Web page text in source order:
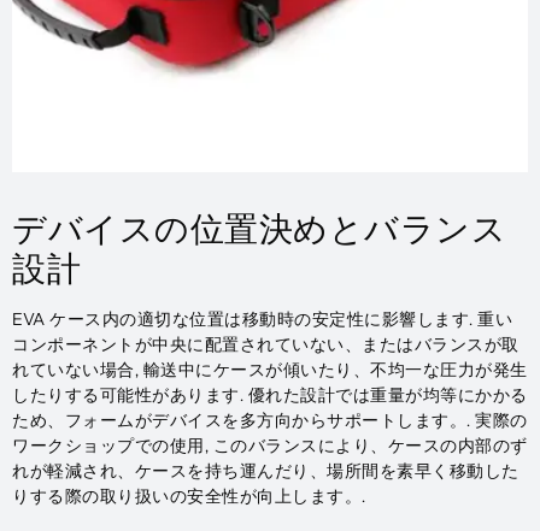
デバイスの位置決めとバランス
設計
EVA ケース内の適切な位置は移動時の安定性に影響します. 重い
コンポーネントが中央に配置されていない、またはバランスが取
れていない場合, 輸送中にケースが傾いたり、不均一な圧力が発生
したりする可能性があります. 優れた設計では重量が均等にかかる
ため、フォームがデバイスを多方向からサポートします。. 実際の
ワークショップでの使用, このバランスにより、ケースの内部のず
れが軽減され、ケースを持ち運んだり、場所間を素早く移動した
りする際の取り扱いの安全性が向上します。.